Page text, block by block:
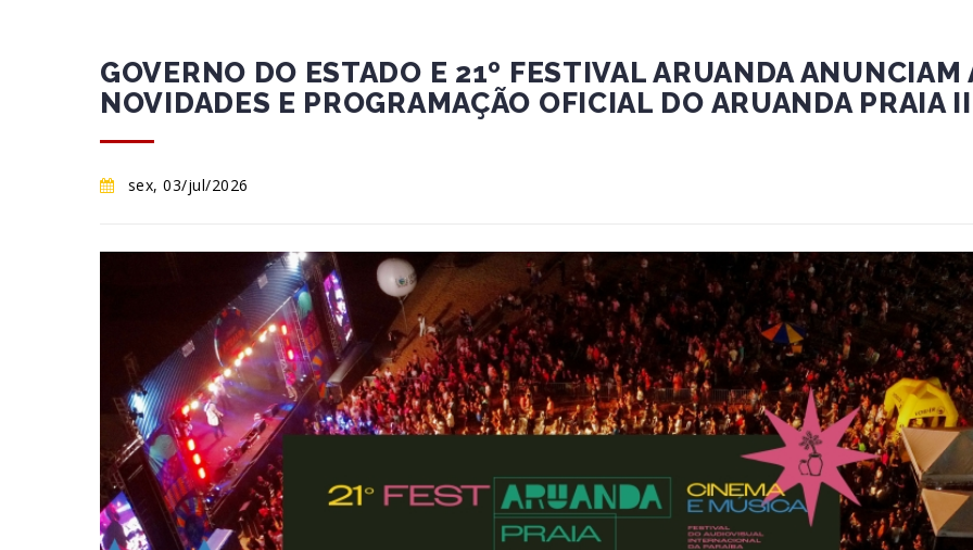
GOVERNO DO ESTADO E 21º FESTIVAL ARUANDA ANUNCIAM
NOVIDADES E PROGRAMAÇÃO OFICIAL DO ARUANDA PRAIA II
sex, 03/jul/2026